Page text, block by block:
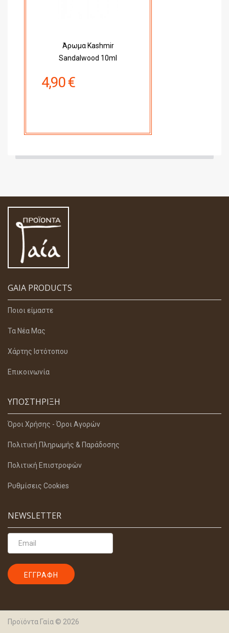
Άρωμα Kashmir
Sandalwood 10ml
4,90 €
GAIA PRODUCTS
Ποιοι είμαστε
Τα Νέα Μας
Χάρτης Ιστότοπου
Επικοινωνία
ΥΠΟΣΤΉΡΙΞΗ
Όροι Χρήσης - Όροι Αγορών
Πολιτική Πληρωμής & Παράδοσης
Πολιτική Επιστροφών
Ρυθμίσεις Cookies
NEWSLETTER
Προϊόντα Γαία © 2026